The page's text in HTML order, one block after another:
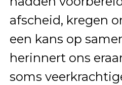
afscheid, kregen
een kans op
herinnert ons
soms